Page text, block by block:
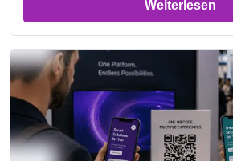
Weiterlesen